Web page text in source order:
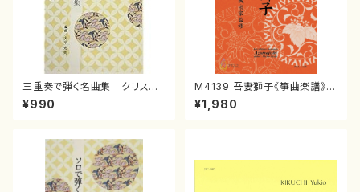
三重奏で弾く名曲集 クリスマ
スメドレー( 箏2/大平光美 編
曲/楽譜）
¥990
M4139 吾妻獅子《箏曲楽譜》
（箏/宮城道雄著・宮城宗家監修/
箏曲古典楽譜）
¥1,980